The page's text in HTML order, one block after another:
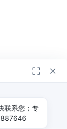
宣传册|粤ICP备
联系您；专